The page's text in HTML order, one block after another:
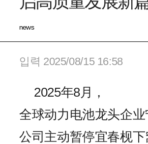
news
입력 2025/08/15 16:58
2025年8月，
全球动力电池龙头企
公司主动暂停宜春枧